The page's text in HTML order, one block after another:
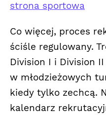
strona sportowa
Co więcej, proces
ściśle regulowany.
Division I i Division
w młodzieżowych
kiedy tylko zechcą.
kalendarz